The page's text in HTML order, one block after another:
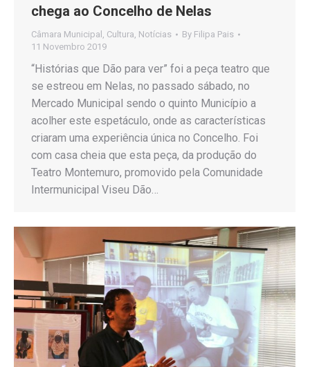
chega ao Concelho de Nelas
Câmara Municipal , Cultura, Notícias By Filipa Pais
11 Novembro 2019
“Histórias que Dão para ver” foi a peça teatro que
se estreou em Nelas, no passado sábado, no
Mercado Municipal sendo o quinto Município a
acolher este espetáculo, onde as características
criaram uma experiência única no Concelho. Foi
com casa cheia que esta peça, da produção do
Teatro Montemuro, promovido pela Comunidade
Intermunicipal Viseu Dão…